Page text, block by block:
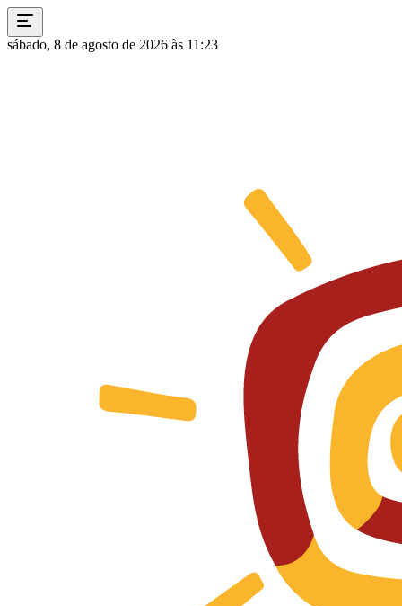
sábado, 8 de agosto de 2026 às 11:23